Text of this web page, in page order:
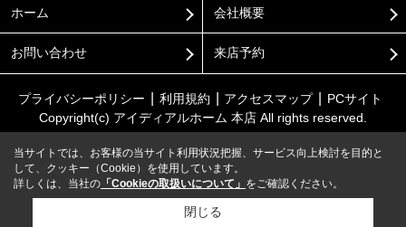
ホーム 会社概要
お問い合わせ 来店予約
プライバシーポリシー 利用規約 アクセスマップ
PCサイト
Copyright(c) アイディアルホーム 本店 All rights reserved.
当サイトでは、お客様の当サイト利用状況把握、サービス向上検討を目的と
して、クッキー（Cookie）を使用しています。
詳しくは、当社の 「Cookieの取扱いについて」 をご確認ください。
閉じる